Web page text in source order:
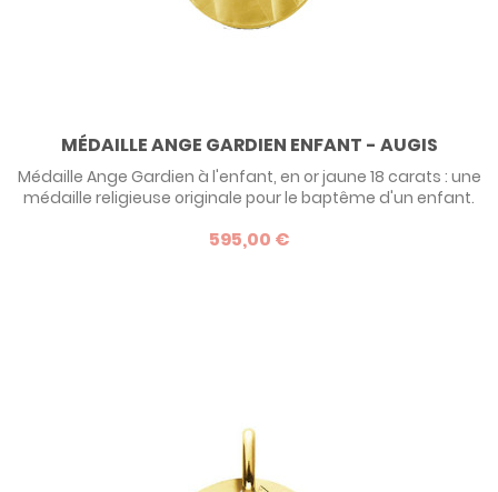
MÉDAILLE ANGE GARDIEN ENFANT - AUGIS
Médaille Ange Gardien à l'enfant, en or jaune 18 carats : une
médaille religieuse originale pour le baptême d'un enfant.
595,00 €